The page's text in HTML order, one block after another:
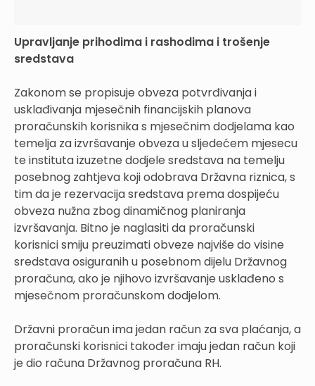
Upravljanje prihodima i rashodima i trošenje
sredstava
Zakonom se propisuje obveza potvrđivanja i
usklađivanja mjesečnih financijskih planova
proračunskih korisnika s mjesečnim dodjelama kao
temelja za izvršavanje obveza u sljedećem mjesecu
te instituta izuzetne dodjele sredstava na temelju
posebnog zahtjeva koji odobrava Državna riznica, s
tim da je rezervacija sredstava prema dospijeću
obveza nužna zbog dinamičnog planiranja
izvršavanja. Bitno je naglasiti da proračunski
korisnici smiju preuzimati obveze najviše do visine
sredstava osiguranih u posebnom dijelu Državnog
proračuna, ako je njihovo izvršavanje usklađeno s
mjesečnom proračunskom dodjelom.
Državni proračun ima jedan račun za sva plaćanja, a
proračunski korisnici također imaju jedan račun koji
je dio računa Državnog proračuna RH.